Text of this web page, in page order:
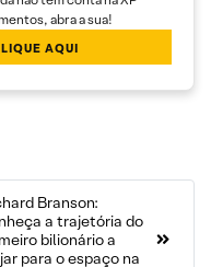
abra a sua!
AQUI
Branson:
a trajetória do
bilionário a
para o espaço na